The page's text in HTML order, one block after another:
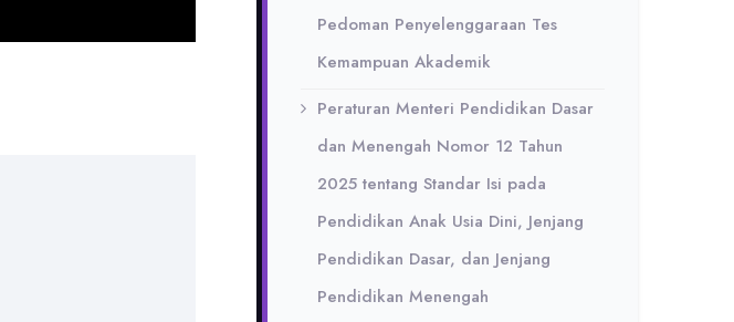
Pedoman Penyelenggaraan Tes
Kemampuan Akademik
Peraturan Menteri Pendidikan Dasar
dan Menengah Nomor 12 Tahun
2025 tentang Standar Isi pada
Pendidikan Anak Usia Dini, Jenjang
Pendidikan Dasar, dan Jenjang
Pendidikan Menengah